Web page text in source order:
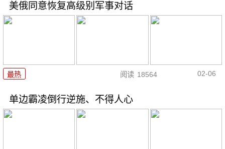
美俄同意恢复高级别军事对话
最热 阅读 18564 02-06
单边霸凌倒行逆施、不得人心